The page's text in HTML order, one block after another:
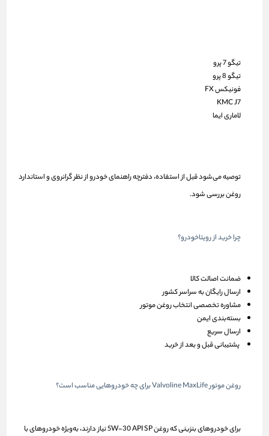
تیگو 7 پرو
تیگو 8 پرو
فونیکس FX
KMC J7
لاماری ایما
توصیه می‌شود قبل از استفاده، دفترچه راهنمای خودرو از نظر گرانروی و استاندارد
روغن بررسی شود.
چرا خرید از رویتاخودرو؟
ضمانت اصالت کالا
ارسال رایگان به سراسر کشور
مشاوره تخصصی انتخاب روغن موتور
بسته‌بندی ایمن
ارسال سریع
پشتیبانی قبل و بعد از خرید
روغن موتور Valvoline MaxLife برای چه خودروهایی مناسب است؟
برای خودروهای بنزینی که روغن 5W-30 API SP نیاز دارند، به‌ویژه خودروهای با